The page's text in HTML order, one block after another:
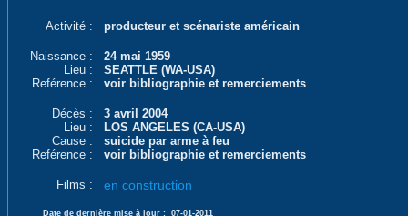
Activité : producteur et scénariste américain
Naissance :
24 mai 1959
Lieu :
SEATTLE (WA-USA)
Reférence :
voir bibliographie et remerciements
Décès :
3 avril 2004
Lieu :
LOS ANGELES (CA-USA)
Cause :
suicide par arme à feu
Reférence :
voir bibliographie et remerciements
Films : en construction
Date de dernière mise à jour : 07-01-2011